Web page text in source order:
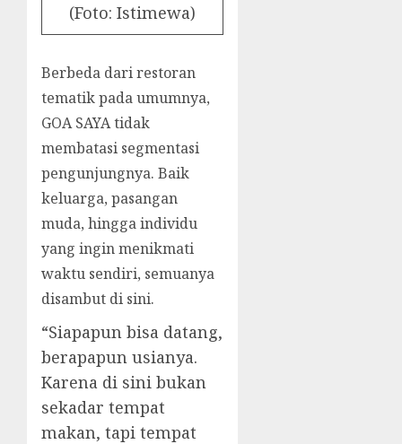
(Foto: Istimewa)
Berbeda dari restoran
tematik pada umumnya,
GOA SAYA tidak
membatasi segmentasi
pengunjungnya. Baik
keluarga, pasangan
muda, hingga individu
yang ingin menikmati
waktu sendiri, semuanya
disambut di sini.
“Siapapun bisa datang,
berapapun usianya.
Karena di sini bukan
sekadar tempat
makan, tapi tempat